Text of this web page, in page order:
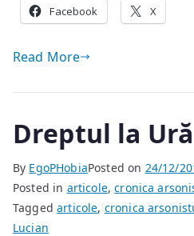
Facebook X
Read More
Dreptul la Ură
By EgoPHobiaPosted on 24/12/
Posted in articole,cronica
Taggedarticole, cronica
Lucian